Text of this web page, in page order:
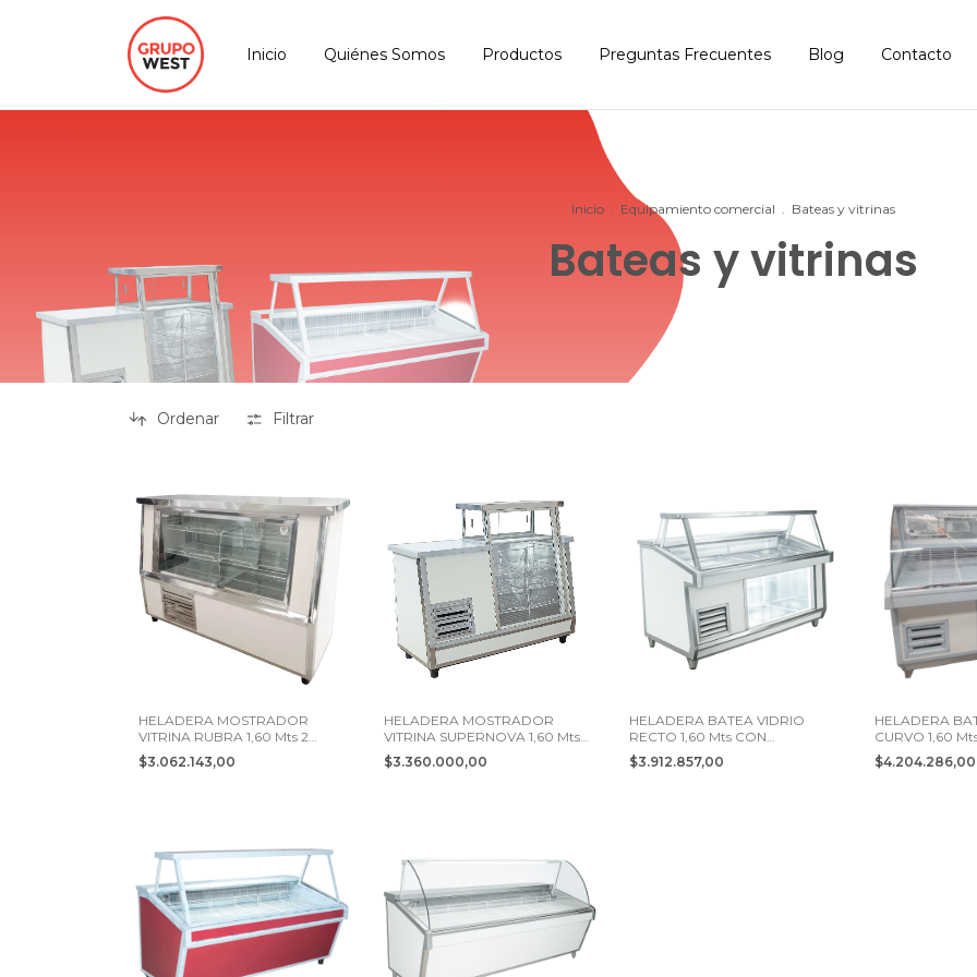
Inicio Quiénes Somos Productos Preguntas Frecuentes Blog Contacto
Inicio Equipamiento comercial Bateas y vitrinas
Bateas y vitrinas
Ordenar Filtrar
HELADERA MOSTRADOR
VITRINA RUBRA 1,60 Mts 2
PUERTAS
$3.062.143,00
HELADERA MOSTRADOR
VITRINA SUPERNOVA 1,60 Mts 2
PUERTAS
$3.360.000,00
HELADERA BATEA VIDRIO
RECTO 1,60 Mts CON
DEPOSITO 2 PTS
$3.912.857,00
HELADERA
CURVO 1,60
DEPOSITO 2